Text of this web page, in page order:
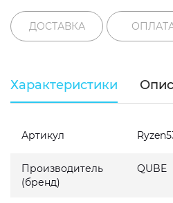
ДОСТАВКА
Характеристики
Артикул
Производитель
(бренд)
QUBE